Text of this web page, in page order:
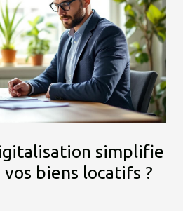
simplifie
biens locatifs ?